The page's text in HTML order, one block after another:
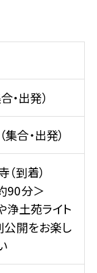
・出発）
合・出発）
到着）
90分＞
土苑ライト
公開をお楽し